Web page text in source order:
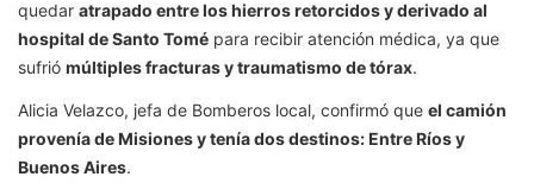
quedar atrapado entre los hierros retorcidos y derivado al
hospital de Santo Tomé para recibir atención médica, ya que
sufrió múltiples fracturas y traumatismo de tórax.
Alicia Velazco, jefa de Bomberos local, confirmó que el camión
provenía de Misiones y tenía dos destinos: Entre Ríos y
Buenos Aires.